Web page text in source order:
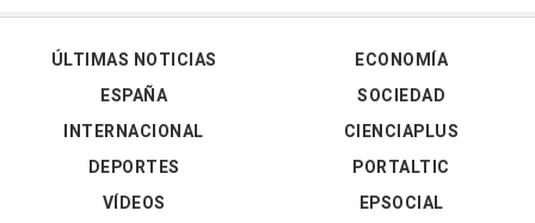
ÚLTIMAS NOTICIAS
ESPAÑA
INTERNACIONAL
DEPORTES
VÍDEOS
ECONOMÍA
SOCIEDAD
CIENCIAPLUS
PORTALTIC
EPSOCIAL